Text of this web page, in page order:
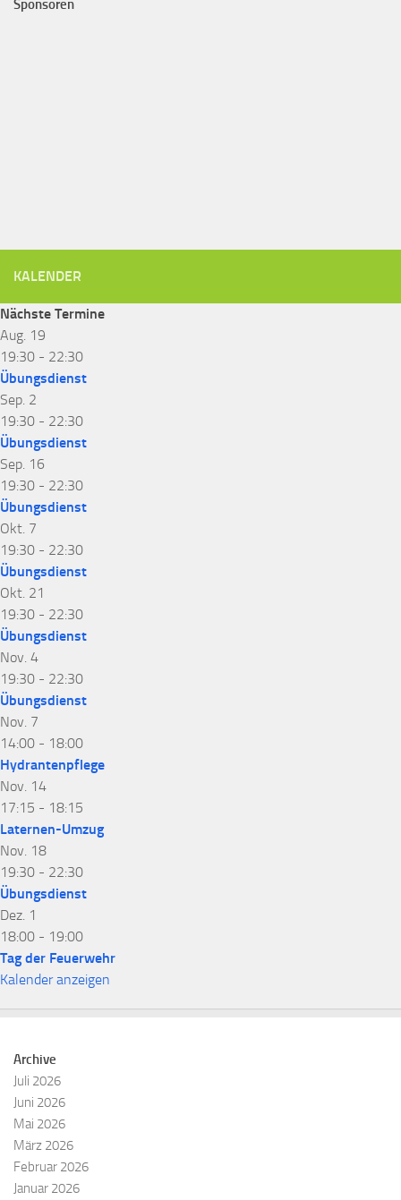
Sponsoren
KALENDER
Nächste Termine
Aug. 19
19:30 - 22:30
Übungsdienst
Sep. 2
19:30 - 22:30
Übungsdienst
Sep. 16
19:30 - 22:30
Übungsdienst
Okt. 7
19:30 - 22:30
Übungsdienst
Okt. 21
19:30 - 22:30
Übungsdienst
Nov. 4
19:30 - 22:30
Übungsdienst
Nov. 7
14:00 - 18:00
Hydrantenpflege
Nov. 14
17:15 - 18:15
Laternen-Umzug
Nov. 18
19:30 - 22:30
Übungsdienst
Dez. 1
18:00 - 19:00
Tag der Feuerwehr
Kalender anzeigen
Archive
Juli 2026
Juni 2026
Mai 2026
März 2026
Februar 2026
Januar 2026